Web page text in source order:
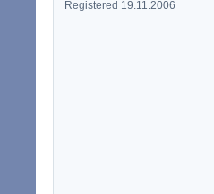
Registered 19.11.2006